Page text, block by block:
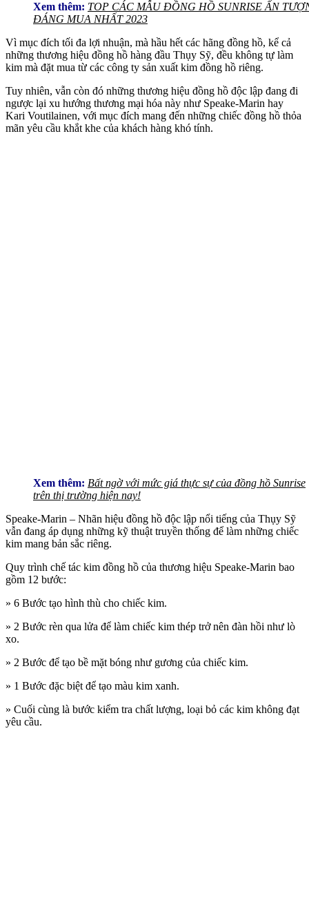
Xem thêm: TOP CÁC MẪU ĐỒNG HỒ SUNRISE ẤN
ĐÁNG MUA NHẤT 2023
Vì mục đích tối đa lợi nhuận, mà hầu hết các hãng đồng hồ, kể cả
những thương hiệu đồng hồ hàng đầu Thụy Sỹ, đều không tự làm
kim mà đặt mua từ các công ty sản xuất kim đồng hồ riêng.
Tuy nhiên, vẫn còn đó những thương hiệu đồng hồ độc lập đang đi
ngược lại xu hướng thương mại hóa này như Speake-Marin hay
Kari Voutilainen, với mục đích mang đến những chiếc đồng hồ thỏa
mãn yêu cầu khắt khe của khách hàng khó tính.
Xem thêm: Bất ngờ với mức giá thực sự của đồng hồ Sunrise
trên thị trường hiện nay!
Speake-Marin – Nhãn hiệu đồng hồ độc lập nổi tiếng của Thụy Sỹ
vẫn đang áp dụng những kỹ thuật truyền thống để làm những chiếc
kim mang bản sắc riêng.
Quy trình chế tác kim đồng hồ của thương hiệu Speake-Marin bao
gồm 12 bước:
» 6 Bước tạo hình thù cho chiếc kim.
» 2 Bước rèn qua lửa để làm chiếc kim thép trở nên đàn hồi như lò
xo.
» 2 Bước để tạo bề mặt bóng như gương của chiếc kim.
» 1 Bước đặc biệt để tạo màu kim xanh.
» Cuối cùng là bước kiểm tra chất lượng, loại bỏ các kim không đạt
yêu cầu.